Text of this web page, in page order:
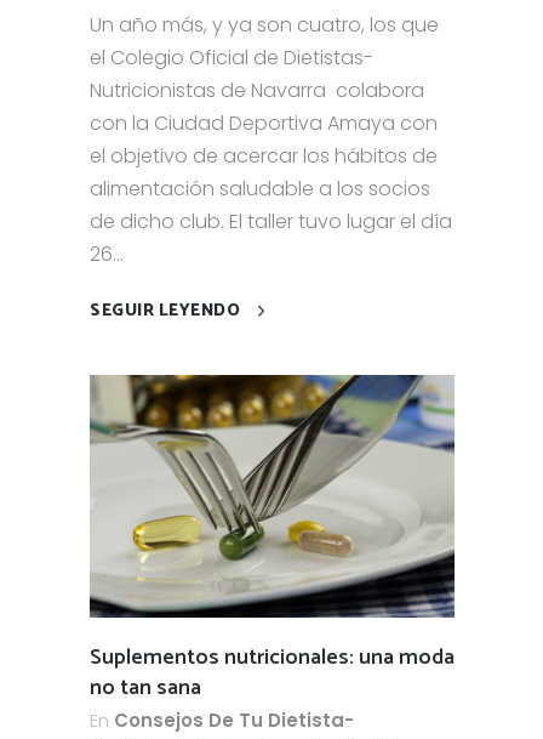
Un año más, y ya son cuatro, los que
el Colegio Oficial de Dietistas-
Nutricionistas de Navarra colabora
con la Ciudad Deportiva Amaya con
el objetivo de acercar los hábitos de
alimentación saludable a los socios
de dicho club. El taller tuvo lugar el día
26...
SEGUIR LEYENDO
Suplementos nutricionales: una moda
no tan sana
En Consejos De Tu Dietista-